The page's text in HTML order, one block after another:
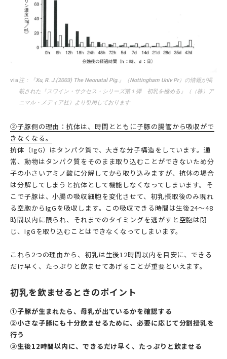
via 注：『Xu, R. J.(2003) The Neonatal Pig.』（Nottingham Univ Pr）の情報が掲
載された『スワイン・サクセス・シリーズ第１弾 初乳を極める』（（株）ア
ニマル・メディア社）より引用しております
②子豚側の理由：抗体は、時間とともに子豚の腸管から吸収がで
きなくなる。
抗体（IgG）はタンパク質で、大きな分子構造をしています。通
常、動物はタンパク質をそのまま取り込むことができないため分
子の小さいアミノ酸に分解してから取り込みますが、抗体の場合
は分解してしまうと抗体として機能しなくなってしまいます。そ
こで子豚は、小腸の吸収細胞を変化させて、初乳摂取後のみ現れ
る空胞からIgGを吸収します。この吸収できる時間は生後24～48
時間以内に限られ、それまでのタイミングを逃がすと空胞は閉
じ、IgGを取り込むことはできなくなってしまいます。
これら2つの理由から、初乳は生後12時間以内を目安に、できる
だけ早く、たっぷりと飲ませてあげることが重要といえます。
初乳を飲ませるときのポイント
①子豚が生まれたら、母乳が出ているかを確認する
②小さな子豚にも十分飲ませるために、必要に応じて分割授乳を
行う
③生後12時間以内に、できるだけ早く、たっぷりと飲ませる